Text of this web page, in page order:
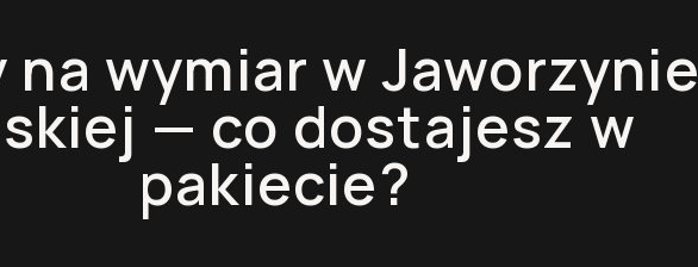
na wymiar w Jaworzynie
— co dostajesz w
pakiecie?